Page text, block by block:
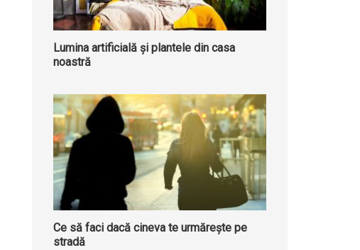
Lumina artificială și plantele din casa
noastră
Ce să faci dacă cineva te urmărește pe
stradă